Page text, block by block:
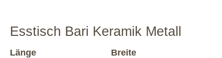
Esstisch Bari Keramik Metall
Länge Breite